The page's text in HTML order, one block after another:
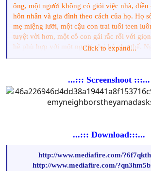
ông, một người không có giỏi việc nhà, điều
hôn nhân và gia đình theo cách của họ. Họ
mẹ miệng lưỡi, một cậu con trai tuổi teen
tuyệt vời hơn, một cô con gái rắc rối với
hề phù hợp với một người nhỏ bé như thế.
Click to expand...
...::: Screenshoot :::...
...::: Download:::...
http://www.mediafire.com/
http://www.mediafire.com/